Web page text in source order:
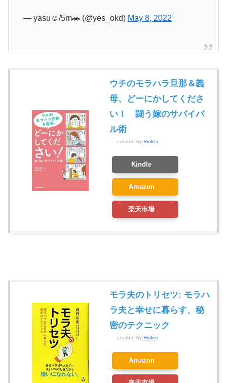
— yasu☺︎/5m🚗 (@yes_okd) May 8, 2022
ウチのモラハラ旦那＆義
母、どーにかしてくださ
い！ 闘う嫁のサバイバ
ル術
created by Rinker
Kindle
Amazon
楽天市場
モラ夫のトリセツ: モラハ
ラ夫と幸せに暮らす、秘
密のテクニック
created by Rinker
Amazon